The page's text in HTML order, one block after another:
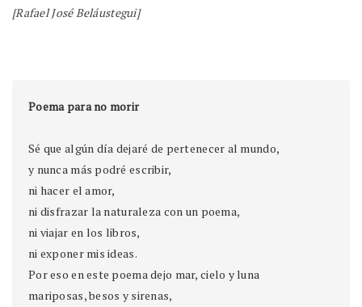
[Rafael José Beláustegui]
Poema para no morir
Sé que algún día dejaré de pertenecer al mundo,
y nunca más podré escribir,
ni hacer el amor,
ni disfrazar la naturaleza con un poema,
ni viajar en los libros,
ni exponer mis ideas.
Por eso en este poema dejo mar, cielo y luna
mariposas, besos y sirenas,